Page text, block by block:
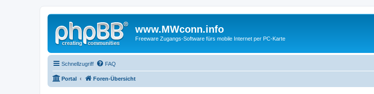
www.MWconn.info
Freeware Zugangs-Software fürs mobile Internet per PC-Karte
Schnellzugriff FAQ
Portal Foren-Übersicht